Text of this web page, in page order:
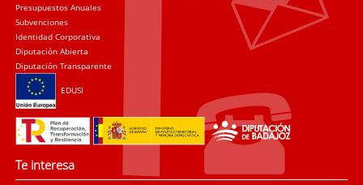
Presupuestos Anuales
Subvenciones
Identidad Corporativa
Diputación Abierta
Diputación Transparente
EDUSI
Te interesa